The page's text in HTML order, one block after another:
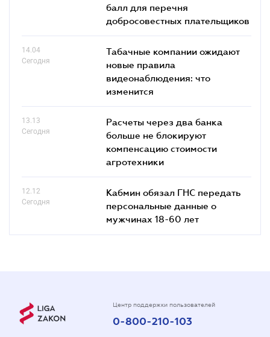
балл для перечня
добросовестных плательщиков
14.04
Сегодня
Табачные компании ожидают
новые правила
видеонаблюдения: что
изменится
13.13
Сегодня
Расчеты через два банка
больше не блокируют
компенсацию стоимости
агротехники
12.12
Сегодня
Кабмин обязал ГНС передать
персональные данные о
мужчинах 18-60 лет
Центр поддержки пользователей
0-800-210-103